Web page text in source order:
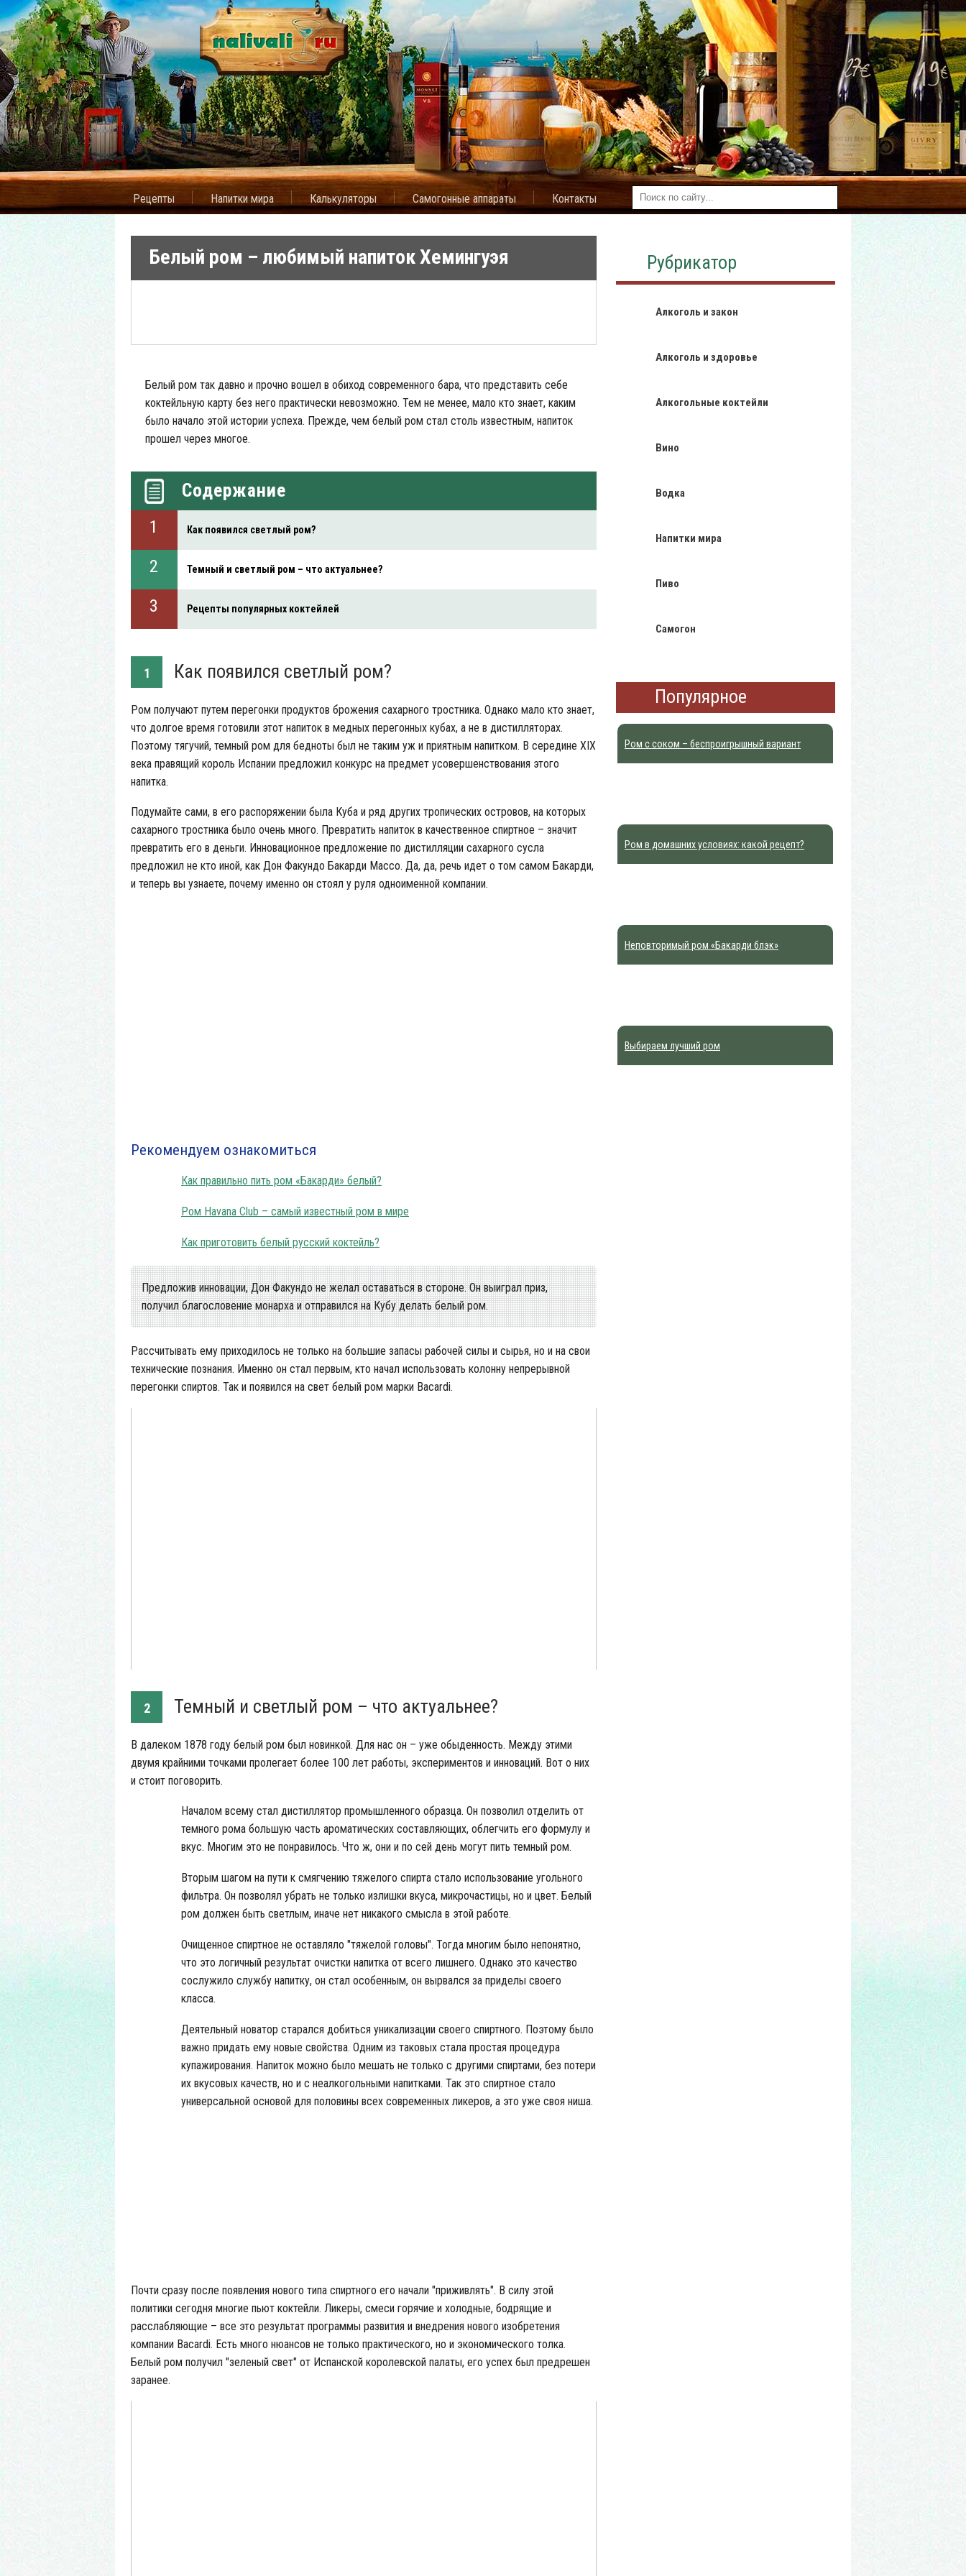
Рецепты Напитки мира Калькуляторы Самогонные аппараты Контакты
Белый ром – любимый напиток Хемингуэя
Белый ром так давно и прочно вошел в обиход современного бара, что представить себе
коктейльную карту без него практически невозможно. Тем не менее, мало кто знает, каким
было начало этой истории успеха. Прежде, чем белый ром стал столь известным, напиток
прошел через многое.
Содержание
Как появился светлый ром?
Темный и светлый ром – что актуальнее?
Рецепты популярных коктейлей
1 Как появился светлый ром?
Ром получают путем перегонки продуктов брожения сахарного тростника. Однако мало кто знает,
что долгое время готовили этот напиток в медных перегонных кубах, а не в дистилляторах.
Поэтому тягучий, темный ром для бедноты был не таким уж и приятным напитком. В середине XIX
века правящий король Испании предложил конкурс на предмет усовершенствования этого
напитка.
Подумайте сами, в его распоряжении была Куба и ряд других тропических островов, на которых
сахарного тростника было очень много. Превратить напиток в качественное спиртное – значит
превратить его в деньги. Инновационное предложение по дистилляции сахарного сусла
предложил не кто иной, как Дон Факундо Бакарди Массо. Да, да, речь идет о том самом Бакарди,
и теперь вы узнаете, почему именно он стоял у руля одноименной компании.
Рекомендуем ознакомиться
Как правильно пить ром «Бакарди» белый?
Ром Havana Club – самый известный ром в мире
Как приготовить белый русский коктейль?
Предложив инновации, Дон Факундо не желал оставаться в стороне. Он выиграл приз,
получил благословение монарха и отправился на Кубу делать белый ром.
Рассчитывать ему приходилось не только на большие запасы рабочей силы и сырья, но и на свои
технические познания. Именно он стал первым, кто начал использовать колонну непрерывной
перегонки спиртов. Так и появился на свет белый ром марки Bacardi.
2 Темный и светлый ром – что актуальнее?
В далеком 1878 году белый ром был новинкой. Для нас он – уже обыденность. Между этими
двумя крайними точками пролегает более 100 лет работы, экспериментов и инноваций. Вот о них
и стоит поговорить.
Началом всему стал дистиллятор промышленного образца. Он позволил отделить от
темного рома большую часть ароматических составляющих, облегчить его формулу и
вкус. Многим это не понравилось. Что ж, они и по сей день могут пить темный ром.
Вторым шагом на пути к смягчению тяжелого спирта стало использование угольного
фильтра. Он позволял убрать не только излишки вкуса, микрочастицы, но и цвет. Белый
ром должен быть светлым, иначе нет никакого смысла в этой работе.
Очищенное спиртное не оставляло "тяжелой головы". Тогда многим было непонятно,
что это логичный результат очистки напитка от всего лишнего. Однако это качество
сослужило службу напитку, он стал особенным, он вырвался за приделы своего
класса.
Деятельный новатор старался добиться уникализации своего спиртного. Поэтому было
важно придать ему новые свойства. Одним из таковых стала простая процедура
купажирования. Напиток можно было мешать не только с другими спиртами, без потери
их вкусовых качеств, но и с неалкогольными напитками. Так это спиртное стало
универсальной основой для половины всех современных ликеров, а это уже своя ниша.
Почти сразу после появления нового типа спиртного его начали "приживлять". В силу этой
политики сегодня многие пьют коктейли. Ликеры, смеси горячие и холодные, бодрящие и
расслабляющие – все это результат программы развития и внедрения нового изобретения
компании Bacardi. Есть много нюансов не только практического, но и экономического толка.
Белый ром получил "зеленый свет" от Испанской королевской палаты, его успех был предрешен
заранее.
Рубрикатор
Алкоголь и закон
Алкоголь и здоровье
Алкогольные коктейли
Вино
Водка
Напитки мира
Пиво
Самогон
Популярное
Ром с соком – беспроигрышный вариант
Ром в домашних условиях: какой рецепт?
Неповторимый ром «Бакарди блэк»
Выбираем лучший ром